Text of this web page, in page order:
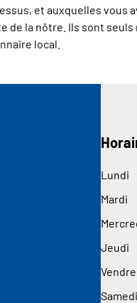
et auxquelles
la nôtre. Ils sont
local.
Lundi
Mardi
Jeudi
Samedi